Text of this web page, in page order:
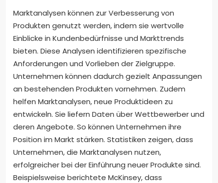
Marktanalysen können zur Verbesserung von
Produkten genutzt werden, indem sie wertvolle
Einblicke in Kundenbedürfnisse und Markttrends
bieten. Diese Analysen identifizieren spezifische
Anforderungen und Vorlieben der Zielgruppe.
Unternehmen können dadurch gezielt Anpassungen
an bestehenden Produkten vornehmen. Zudem
helfen Marktanalysen, neue Produktideen zu
entwickeln. Sie liefern Daten über Wettbewerber und
deren Angebote. So können Unternehmen ihre
Position im Markt stärken. Statistiken zeigen, dass
Unternehmen, die Marktanalysen nutzen,
erfolgreicher bei der Einführung neuer Produkte sind.
Beispielsweise berichtete McKinsey, dass